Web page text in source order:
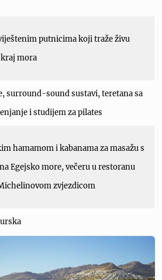
putnicima koji traže živu
mora
surround-sound sustavi, teretana sa
i studijem za pilates
hamamom i kabanama za masažu s
Egejsko more, večeru u restoranu
zvjezdicom